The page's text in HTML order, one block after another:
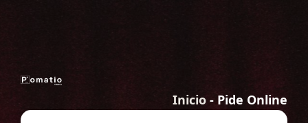
Inicio - Pide Online